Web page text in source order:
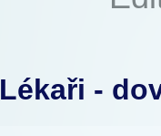
Lékaři -